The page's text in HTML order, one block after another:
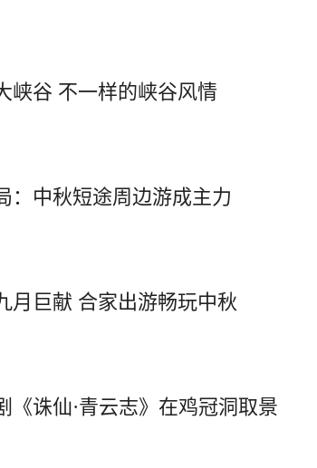
峡谷 不一样的峡谷风情
：中秋短途周边游成主力
月巨献 合家出游畅玩中秋
《诛仙·青云志》在鸡冠洞取景